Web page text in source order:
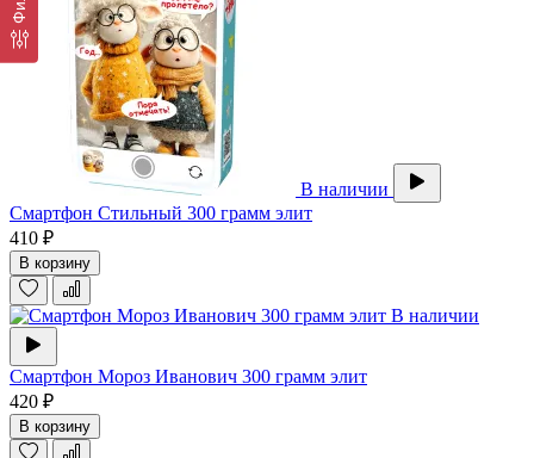
В наличии
Смартфон Стильный 300 грамм элит
410 ₽
В корзину
В наличии
Смартфон Мороз Иванович 300 грамм элит
420 ₽
В корзину